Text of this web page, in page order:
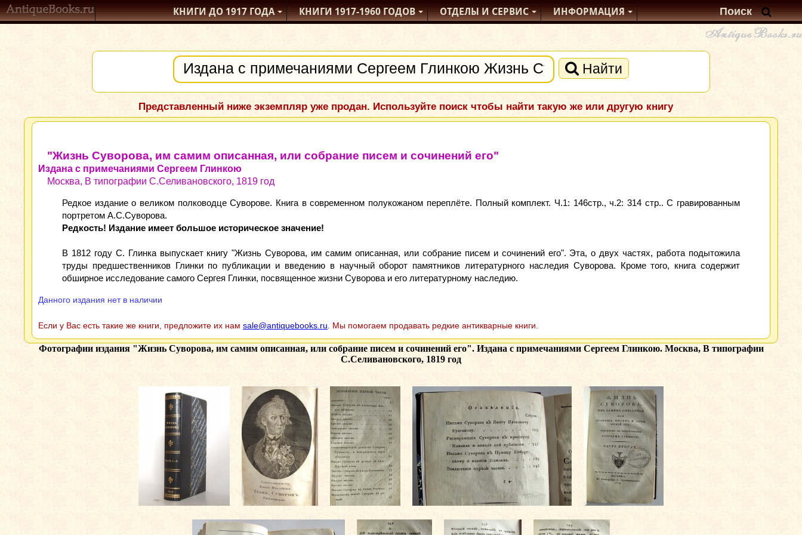
КНИГИ ДО 1917ГОДА КНИГИ1917-1960ГОДОВ ОТДЕЛЫИ СЕРВИС ИНФОРМАЦИЯ
Найти
Представленный ниже экземпляр уже продан. Используйте поиск чтобы найти такую же или другую книгу
"Жизнь Суворова, им самим описанная, или собрание писем и сочинений его"
Издана с примечаниями Сергеем Глинкою
Москва, В типографии С.Селивановского, 1819 год
Редкое издание о великом полководце Суворове. Книга в современном полукожаном переплёте. Полный комплект. Ч.1: 146стр., ч.2: 314 стр.. С гравированным
портретом А.С.Суворова.
Редкость! Издание имеет большое историческое значение!
В 1812 году С. Глинка выпускает книгу "Жизнь Суворова, им самим описанная, или собрание писем и сочинений его". Эта, о двух частях, работа подытожила
труды предшественников Глинки по публикации и введению в научный оборот памятников литературного наследия Суворова. Кроме того, книга содержит
обширное исследование самого Сергея Глинки, посвященное жизни Суворова и его литературному наследию.
Данного издания нет в наличии
Если у Вас есть такие же книги, предложите их нам sale@antiquebooks.ru . Мы помогаем продавать редкие антикварные книги.
Фотографии издания "Жизнь Суворова, им самим описанная, или собрание писем и сочинений его". Издана с примечаниями Сергеем Глинкою. Москва, В типографии
С.Селивановского, 1819 год